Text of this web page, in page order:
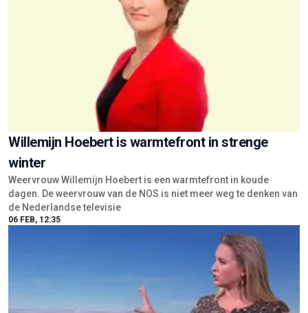
Willemijn Hoebert is warmtefront in strenge
winter
Weervrouw Willemijn Hoebert is een warmtefront in koude
dagen. De weervrouw van de NOS is niet meer weg te denken van
de Nederlandse televisie
06 FEB, 12:35